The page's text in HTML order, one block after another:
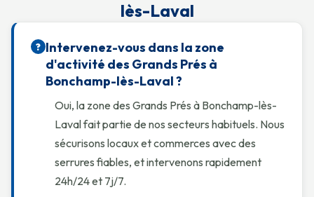
lès-Laval
? Intervenez-vous dans la zone
d'activité des Grands Prés à
Bonchamp-lès-Laval ?
Oui, la zone des Grands Prés à Bonchamp-lès-
Laval fait partie de nos secteurs habituels. Nous
sécurisons locaux et commerces avec des
serrures fiables, et intervenons rapidement
24h/24 et 7j/7.